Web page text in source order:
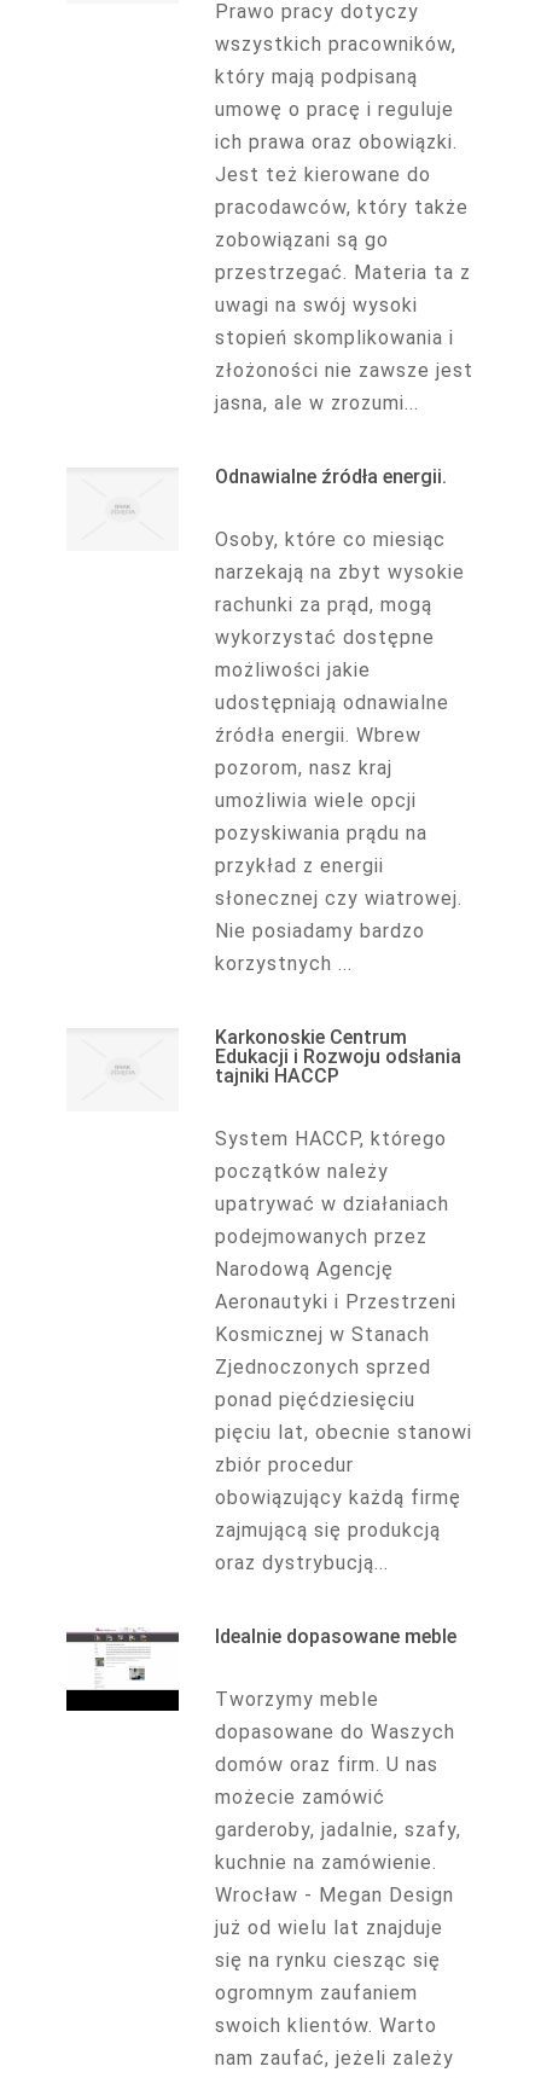
Prawo pracy dotyczy
wszystkich pracowników,
który mają podpisaną
umowę o pracę i reguluje
ich prawa oraz obowiązki.
Jest też kierowane do
pracodawców, który także
zobowiązani są go
przestrzegać. Materia ta z
uwagi na swój wysoki
stopień skomplikowania i
złożoności nie zawsze jest
jasna, ale w zrozumi...
Odnawialne źródła energii.
Osoby, które co miesiąc
narzekają na zbyt wysokie
rachunki za prąd, mogą
wykorzystać dostępne
możliwości jakie
udostępniają odnawialne
źródła energii. Wbrew
pozorom, nasz kraj
umożliwia wiele opcji
pozyskiwania prądu na
przykład z energii
słonecznej czy wiatrowej.
Nie posiadamy bardzo
korzystnych ...
Karkonoskie Centrum
Edukacji i Rozwoju odsłania
tajniki HACCP
System HACCP, którego
początków należy
upatrywać w działaniach
podejmowanych przez
Narodową Agencję
Aeronautyki i Przestrzeni
Kosmicznej w Stanach
Zjednoczonych sprzed
ponad pięćdziesięciu
pięciu lat, obecnie stanowi
zbiór procedur
obowiązujący każdą firmę
zajmującą się produkcją
oraz dystrybucją...
Idealnie dopasowane meble
Tworzymy meble
dopasowane do Waszych
domów oraz firm. U nas
możecie zamówić
garderoby, jadalnie, szafy,
kuchnie na zamówienie.
Wrocław - Megan Design
już od wielu lat znajduje
się na rynku ciesząc się
ogromnym zaufaniem
swoich klientów. Warto
nam zaufać, jeżeli zależy